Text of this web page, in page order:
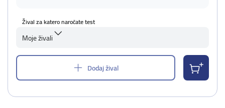
Žival za katero naročate test
Moje živali
Dodaj žival